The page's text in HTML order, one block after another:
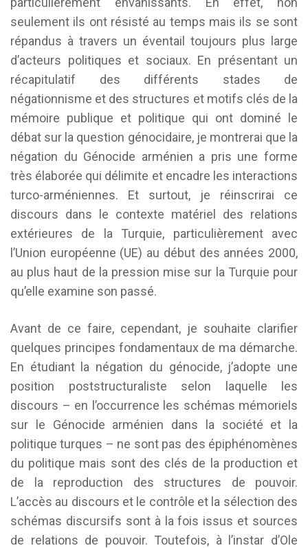
seulement ils ont résisté au temps mais ils se sont
répandus à travers un éventail toujours plus large
d’acteurs politiques et sociaux. En présentant un
récapitulatif des différents stades de
négationnisme et des structures et motifs clés de la
mémoire publique et politique qui ont dominé le
débat sur la question génocidaire, je montrerai que la
négation du Génocide arménien a pris une forme
très élaborée qui délimite et encadre les interactions
turco-arméniennes. Et surtout, je réinscrirai ce
discours dans le contexte matériel des relations
extérieures de la Turquie, particulièrement avec
l’Union européenne (UE) au début des années 2000,
au plus haut de la pression mise sur la Turquie pour
qu’elle examine son passé.
Avant de ce faire, cependant, je souhaite clarifier
quelques principes fondamentaux de ma démarche.
En étudiant la négation du génocide, j’adopte une
position poststructuraliste selon laquelle les
discours – en l’occurrence les schémas mémoriels
sur le Génocide arménien dans la société et la
politique turques – ne sont pas des épiphénomènes
du politique mais sont des clés de la production et
de la reproduction des structures de pouvoir.
L’accès au discours et le contrôle et la sélection des
schémas discursifs sont à la fois issus et sources
de relations de pouvoir. Toutefois, à l’instar d’Ole